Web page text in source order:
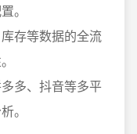
。
存等数据的全流
多、抖音等多平
。